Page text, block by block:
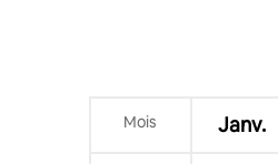
Mois Janv.